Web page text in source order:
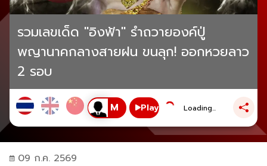
รวมเลขเด็ด "อิงฟ้า" รำถวายองค์ปู่
พญานาคกลางสายฝน ขนลุก! ออกหวยลาว
2 รอบ
Play Loading...
09 ก.ค. 2569